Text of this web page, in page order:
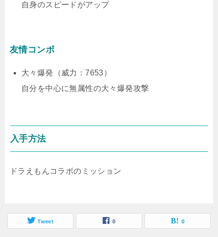
自身のスピードがアップ
友情コンボ
大々爆発（威力：7653）
自分を中心に無属性の大々爆発攻撃
入手方法
ドラえもんコラボのミッション
Tweet 0 0